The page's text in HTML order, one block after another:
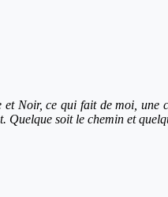
Noir, ce qui fait de moi,
Quelque soit le chemin et